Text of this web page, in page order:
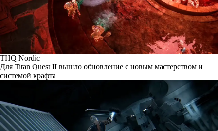
THQ Nordic
Для Titan Quest II вышло обновление с новым мастерством и
системой крафта